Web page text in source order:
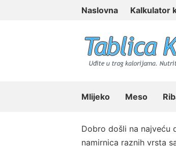
Naslovna Kalkulator
Mlijeko Meso
Dobro došli na najveću
namirnica raznih vrsta